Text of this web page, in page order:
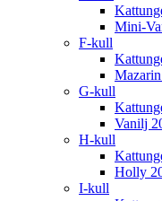
Mini-
F-kull
G-kull
Vanilj
H-kull
Holly
I-kull